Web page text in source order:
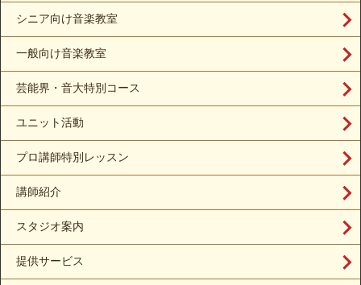
シニア向け音楽教室
一般向け音楽教室
芸能界・音大特別コース
ユニット活動
プロ講師特別レッスン
講師紹介
スタジオ案内
提供サービス